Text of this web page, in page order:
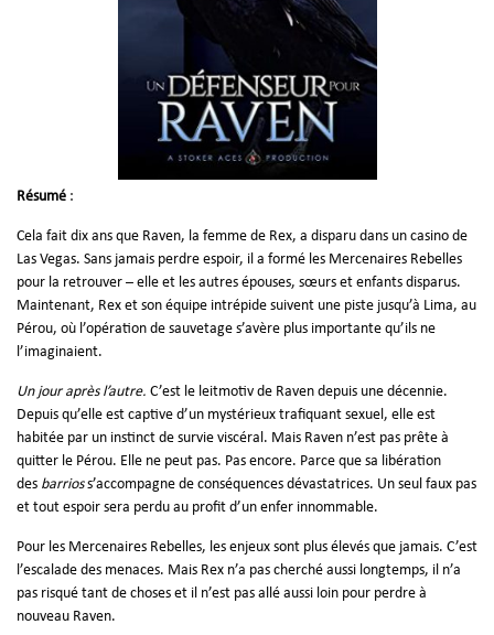
Résumé :
Cela fait dix ans que Raven, la femme de Rex, a disparu dans un casino de
Las Vegas. Sans jamais perdre espoir, il a formé les Mercenaires Rebelles
pour la retrouver – elle et les autres épouses, sœurs et enfants disparus.
Maintenant, Rex et son équipe intrépide suivent une piste jusqu’à Lima, au
Pérou, où l’opération de sauvetage s’avère plus importante qu’ils ne
l’imaginaient.
Un jour après l’autre. C’est le leitmotiv de Raven depuis une décennie.
Depuis qu’elle est captive d’un mystérieux trafiquant sexuel, elle est
habitée par un instinct de survie viscéral. Mais Raven n’est pas prête à
quitter le Pérou. Elle ne peut pas. Pas encore. Parce que sa libération
des barrioss’accompagne de conséquences dévastatrices. Un seul faux pas
et tout espoir sera perdu au profit d’un enfer innommable.
Pour les Mercenaires Rebelles, les enjeux sont plus élevés que jamais. C’est
l’escalade des menaces. Mais Rex n’a pas cherché aussi longtemps, il n’a
pas risqué tant de choses et il n’est pas allé aussi loin pour perdre à
nouveau Raven.